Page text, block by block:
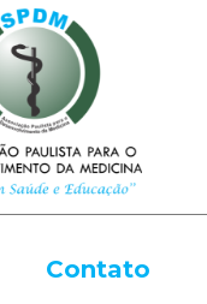
Contato